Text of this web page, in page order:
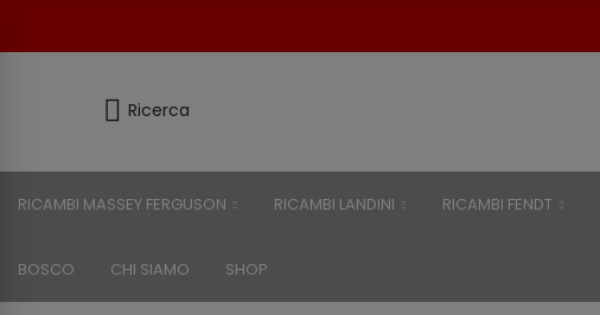
Ricerca
RICAMBI MASSEY FERGUSON RICAMBI LANDINI RICAMBI FENDT
BOSCO CHI SIAMO SHOP